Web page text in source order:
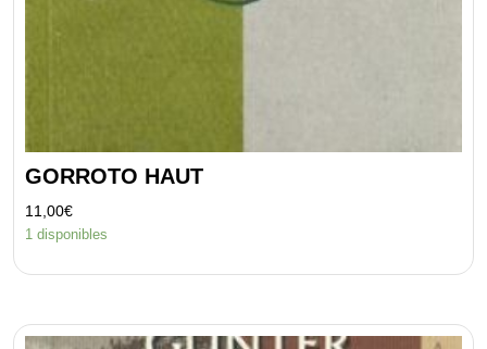
GORROTO HAUT
11,00€
1 disponibles